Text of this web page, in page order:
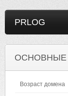
PRLOG
ОСНОВНЫЕ
Возраст домена